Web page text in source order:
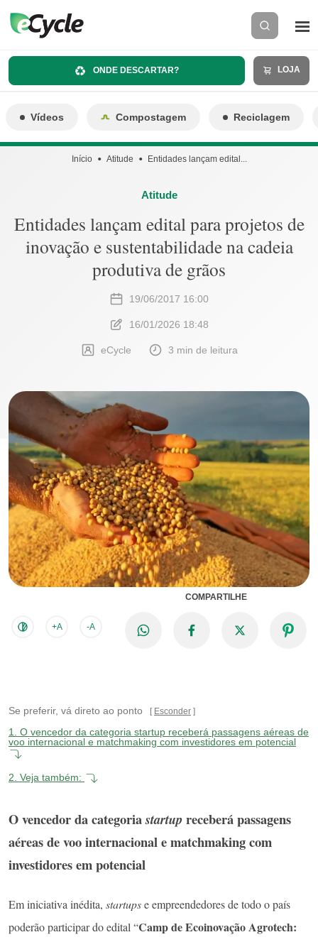
ONDE DESCARTAR? LOJA
Vídeos Compostagem Reciclagem
Início Atitude Entidades lançam edital...
Atitude
Entidades lançam edital para projetos de
inovação e sustentabilidade na cadeia
produtiva de grãos
19/06/2017 16:00
16/01/2026 18:48
eCycle 3 min de leitura
+A -A
COMPARTILHE
Se preferir, vá direto ao ponto Esconder
1.
O vencedor da categoria startup receberá passagens aéreas de
voo internacional e matchmaking com investidores em potencial
2. Veja também:
O vencedor da categoriastartupreceberá passagens
aéreas de voo internacional e matchmaking com
investidores em potencial
Em iniciativa inédita, startupse empreendedores de todo o país
poderão participar do edital “Camp de Ecoinovação Agrotech: